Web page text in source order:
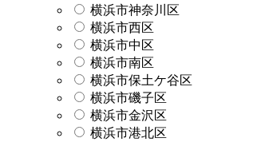
横浜市神奈川区
横浜市西区
横浜市中区
横浜市南区
横浜市保土ケ谷区
横浜市磯子区
横浜市金沢区
横浜市港北区